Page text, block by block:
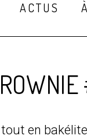
ACTUS
en